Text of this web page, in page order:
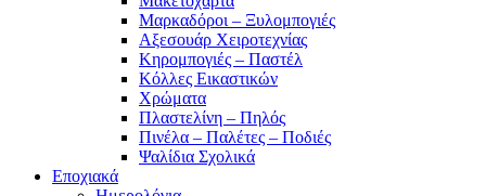
Μαρκαδόροι – Ξυλομπογιές
Αξεσουάρ Χειροτεχνίας
Κηρομπογιές – Παστέλ
Κόλλες Εικαστικών
Χρώματα
Πλαστελίνη – Πηλός
Πινέλα – Παλέτες – Ποδιές
Ψαλίδια Σχολικά
Εποχιακά